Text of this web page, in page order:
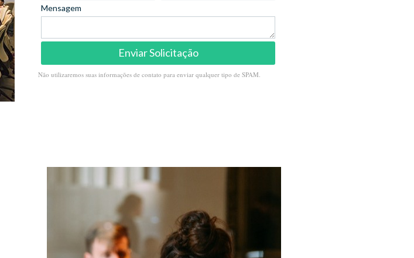
Mensagem
Enviar Solicitação
Não utilizaremos suas informações de contato para enviar qualquer tipo de SPAM.